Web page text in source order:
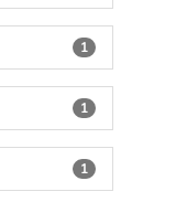
1
1
1